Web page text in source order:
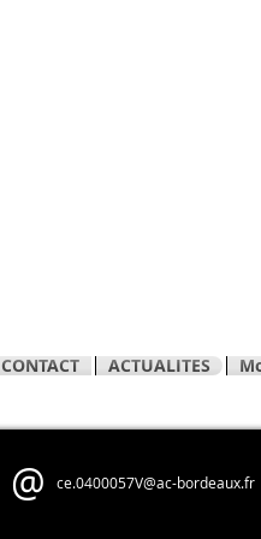
CONTACT ACTUALITES
@ ce.0400057V@ac-bordeaux.fr